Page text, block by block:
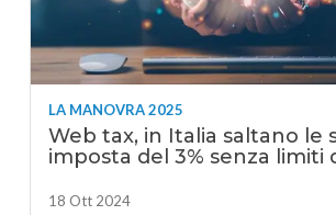
LA MANOVRA 2025
Web tax, in Italia saltano le
imposta del 3% senza limiti
18 Ott 2024